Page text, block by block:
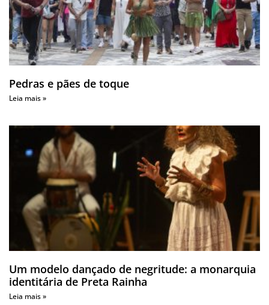
Pedras e pães de toque
Leia mais »
Um modelo dançado de negritude: a monarquia
identitária de Preta Rainha
Leia mais »